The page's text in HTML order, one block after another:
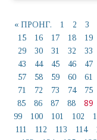
« ΠΡΟΗΓ. 1 2 3
15
16 17 18 19
29
30 31 32 33
43
44 45 46 47
57
58 59 60 61
71
72 73 74 75
85
86 87 88 89
99
100 101 102
111
112 113 114